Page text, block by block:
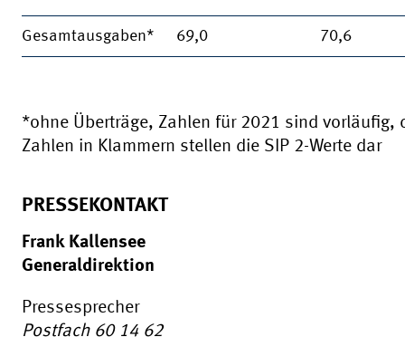
Gesamtausgaben* 69,0 70,6
*ohne Überträge, Zahlen für 2021 sind vorläufig,
Zahlen in Klammern stellen die SIP 2-Werte dar
PRESSEKONTAKT
Frank Kallensee
Generaldirektion
Pressesprecher
Postfach 60 14 62